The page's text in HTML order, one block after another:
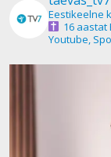
Eestikeelne
16 aastat
Youtube,